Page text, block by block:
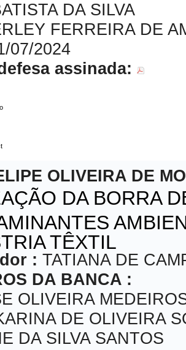
DA SILVA
FERREIRA DE
07/2024
assinada:
OLIVEIRA DE
DA BORRA
TÊXTIL
: TATIANA DE
DA BANCA :
OLIVEIRA
DE OLIVEIRA
DA SILVA SANTOS